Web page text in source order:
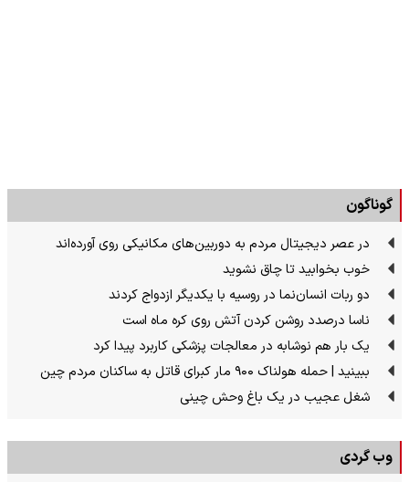
گوناگون
در عصر دیجیتال مردم به دوربین‌های مکانیکی روی آورده‌اند
خوب بخوابید تا چاق نشوید
دو ربات انسان‌نما در روسیه با یکدیگر ازدواج کردند
ناسا درصدد روشن کردن آتش روی کره ماه است
یک بار هم نوشابه در معالجات پزشکی کاربرد پیدا کرد
ببینید | حمله هولناک ۹۰۰ مار کبرای قاتل به ساکنان مردم چین
شغل عجیب در یک باغ وحش چینی
وب گردی